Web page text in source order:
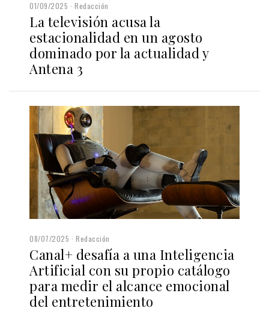
01/09/2025 Redacción
La televisión acusa la
estacionalidad en un agosto
dominado por la actualidad y
Antena 3
08/07/2025 Redacción
Canal+ desafía a una Inteligencia
Artificial con su propio catálogo
para medir el alcance emocional
del entretenimiento